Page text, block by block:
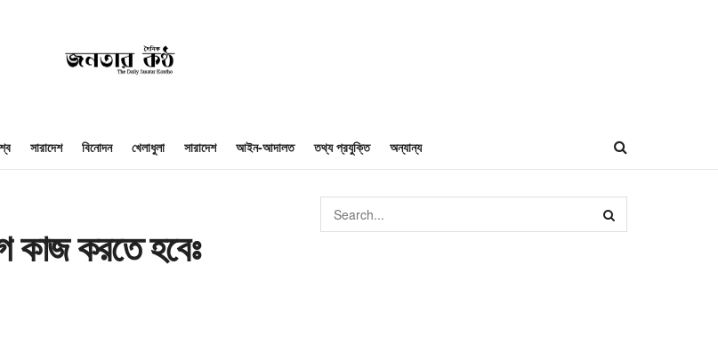
সারাদেশ বিনোদন খেলাধুলা সারাদেশ আইন-আদালত তথ্য প্রযুক্তি অন্যান্য
কাজ করতে হবেঃ